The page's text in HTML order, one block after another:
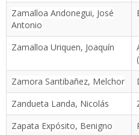
Zamalloa Andonegui, José
Antonio
Zamalloa Uriquen, Joaquín
Zamora Santibañez, Melchor
Zandueta Landa, Nicolás
Zapata Expósito, Benigno